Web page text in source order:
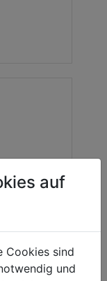
auf
Cookies sind
und